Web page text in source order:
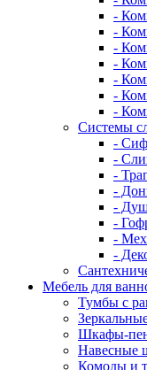
-
-
-
-
-
-
-
Системы
-
-
-
-
-
-
-
-
Мебель для
Тумбы с
Шкафы-
Навесные
Комоды и